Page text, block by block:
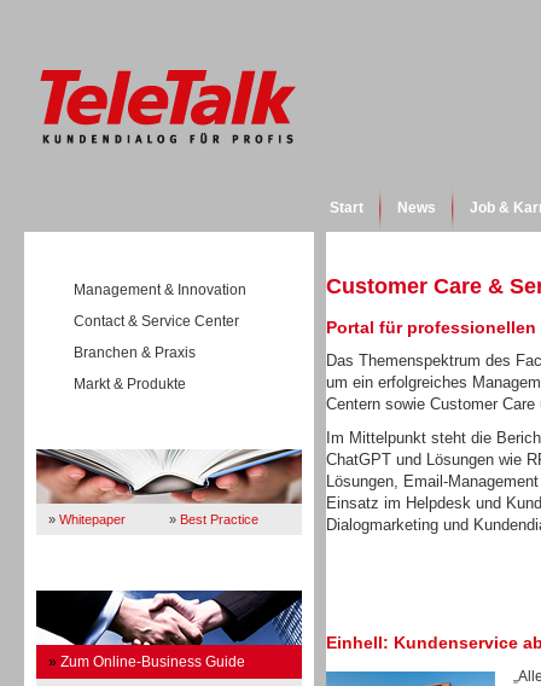
Start News Job &
Management & Innovation
Contact & Service Center
Branchen & Praxis
Markt & Produkte
» Whitepaper » Best Practice
» Zum Online-Business Guide
Customer Care &
Portal für
Das Themenspektrum des
um ein erfolgreiches
Centern sowie Customer
Im Mittelpunkt steht die
ChatGPT und Lösungen wie
Lösungen, Email-
Einsatz im Helpdesk und
Dialogmarketing und
Einhell: Kundenservice